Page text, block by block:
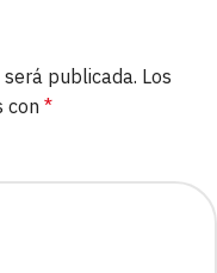
publicada. Los
con *